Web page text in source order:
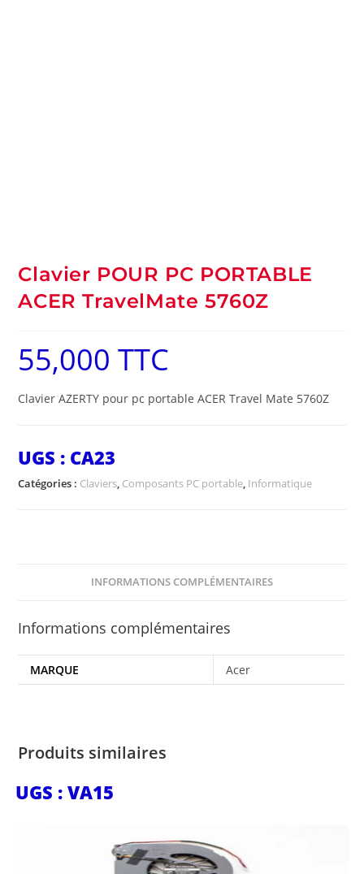
Clavier POUR PC PORTABLE
ACER TravelMate 5760Z
55,000TTC
Clavier AZERTY pour pc portable ACER Travel Mate 5760Z
UGS : CA23
Catégories : Claviers, Composants PC portable, Informatique
INFORMATIONS COMPLÉMENTAIRES
Informations complémentaires
MARQUE Acer
Produits similaires
UGS : VA15